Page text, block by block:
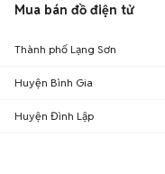
Mua bán đồ điện tử
Thành phố Lạng Sơn
Huyện Bình Gia
Huyện Đình Lập